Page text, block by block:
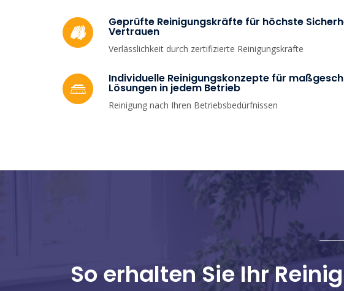
Geprüfte Reinigungskräfte für höchste
Vertrauen
Verlässlichkeit durch zertifizierte Reinigungskräfte
Individuelle Reinigungskonzepte für
Lösungen in jedem Betrieb
Reinigung nach Ihren Betriebsbedürfnissen
So erhalten Sie Ihr